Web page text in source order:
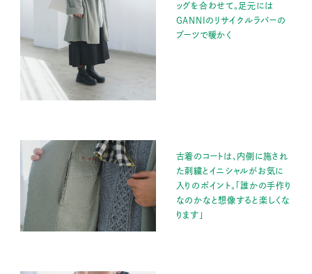
ッグを合わせて。足元には
GANNIのリサイクルラバーの
ブーツで暖かく
古着のコートは、内側に施され
た刺繍とイニシャルがお気に
入りのポイント。「誰かの手作り
なのかなと想像すると楽しくな
ります」